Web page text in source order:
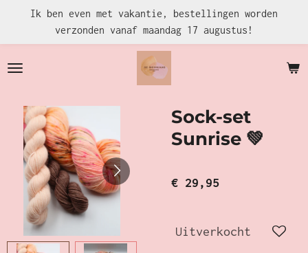
naar
de
Ik ben even met vakantie, bestellingen worden
verzonden vanaf maandag 17 augustus!
Sock-set
Sunrise 💚
€ 29,95
Uitverkocht